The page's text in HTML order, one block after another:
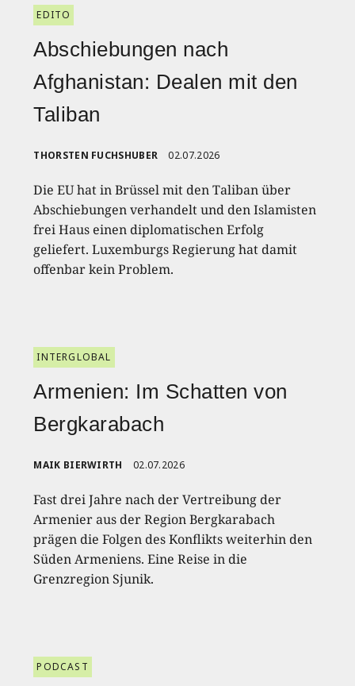
EDITO
Abschiebungen nach
Afghanistan: Dealen mit den
Taliban
THORSTEN FUCHSHUBER 02.07.2026
Die EU hat in Brüssel mit den Taliban über
Abschiebungen verhandelt und den Islamisten
frei Haus einen diplomatischen Erfolg
geliefert. Luxemburgs Regierung hat damit
offenbar kein Problem.
INTERGLOBAL
Armenien: Im Schatten von
Bergkarabach
MAIK BIERWIRTH 02.07.2026
Fast drei Jahre nach der Vertreibung der
Armenier aus der Region Bergkarabach
prägen die Folgen des Konflikts weiterhin den
Süden Armeniens. Eine Reise in die
Grenzregion Sjunik.
PODCAST